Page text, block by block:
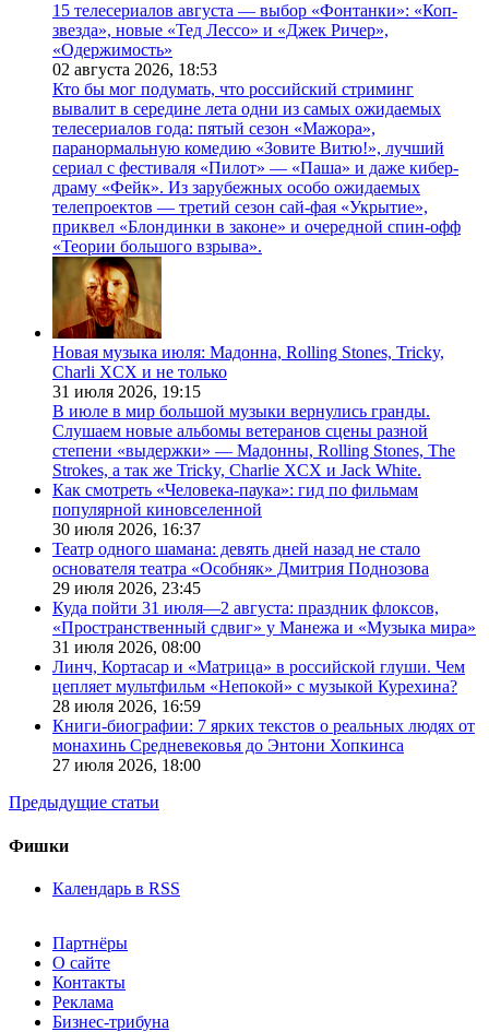
15 телесериалов августа — выбор «Фонтанки»: «Коп-
звезда», новые «Тед Лессо» и «Джек Ричер»,
«Одержимость»
02 августа 2026, 18:53
Кто бы мог подумать, что российский стриминг
вывалит в середине лета одни из самых ожидаемых
телесериалов года: пятый сезон «Мажора»,
паранормальную комедию «Зовите Витю!», лучший
сериал с фестиваля «Пилот» — «Паша» и даже кибер-
драму «Фейк». Из зарубежных особо ожидаемых
телепроектов — третий сезон сай-фая «Укрытие»,
приквел «Блондинки в законе» и очередной спин-офф
«Теории большого взрыва».
Новая музыка июля: Мадонна, Rolling Stones, Tricky,
Charli XCX и не только
31 июля 2026, 19:15
В июле в мир большой музыки вернулись гранды.
Слушаем новые альбомы ветеранов сцены разной
степени «выдержки» — Мадонны, Rolling Stones, The
Strokes, а так же Tricky, Charlie XCX и Jack White.
Как смотреть «Человека-паука»: гид по фильмам
популярной киновселенной
30 июля 2026, 16:37
Театр одного шамана: девять дней назад не стало
основателя театра «Особняк» Дмитрия Поднозова
29 июля 2026, 23:45
Куда пойти 31 июля—2 августа: праздник флоксов,
«Пространственный сдвиг» у Манежа и «Музыка мира»
31 июля 2026, 08:00
Линч, Кортасар и «Матрица» в российской глуши. Чем
цепляет мультфильм «Непокой» с музыкой Курехина?
28 июля 2026, 16:59
Книги-биографии: 7 ярких текстов о реальных людях от
монахинь Средневековья до Энтони Хопкинса
27 июля 2026, 18:00
Предыдущие статьи
Фишки
Календарь в RSS
Партнёры
О сайте
Контакты
Реклама
Бизнес-трибуна